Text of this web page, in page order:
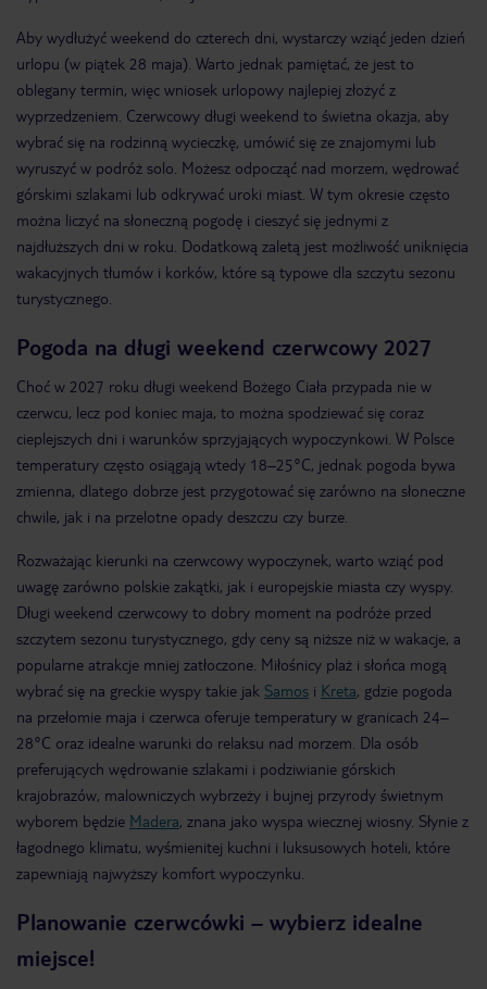
Aby wydłużyć weekend do czterech dni, wystarczy wziąć jeden dzień
urlopu (w piątek 28 maja). Warto jednak pamiętać, że jest to
oblegany termin, więc wniosek urlopowy najlepiej złożyć z
wyprzedzeniem. Czerwcowy długi weekend to świetna okazja, aby
wybrać się na rodzinną wycieczkę, umówić się ze znajomymi lub
wyruszyć w podróż solo. Możesz odpocząć nad morzem, wędrować
górskimi szlakami lub odkrywać uroki miast. W tym okresie często
można liczyć na słoneczną pogodę i cieszyć się jednymi z
najdłuższych dni w roku. Dodatkową zaletą jest możliwość uniknięcia
wakacyjnych tłumów i korków, które są typowe dla szczytu sezonu
turystycznego.
Pogoda na długi weekend czerwcowy 2027
Choć w 2027 roku długi weekend Bożego Ciała przypada nie w
czerwcu, lecz pod koniec maja, to można spodziewać się coraz
cieplejszych dni i warunków sprzyjających wypoczynkowi. W Polsce
temperatury często osiągają wtedy 18–25°C, jednak pogoda bywa
zmienna, dlatego dobrze jest przygotować się zarówno na słoneczne
chwile, jak i na przelotne opady deszczu czy burze.
Rozważając kierunki na czerwcowy wypoczynek, warto wziąć pod
uwagę zarówno polskie zakątki, jak i europejskie miasta czy wyspy.
Długi weekend czerwcowy to dobry moment na podróże przed
szczytem sezonu turystycznego, gdy ceny są niższe niż w wakacje, a
popularne atrakcje mniej zatłoczone. Miłośnicy plaż i słońca mogą
wybrać się na greckie wyspy takie jak Samos i Kreta, gdzie pogoda
na przełomie maja i czerwca oferuje temperatury w granicach 24–
28°C oraz idealne warunki do relaksu nad morzem. Dla osób
preferujących wędrowanie szlakami i podziwianie górskich
krajobrazów, malowniczych wybrzeży i bujnej przyrody świetnym
wyborem będzie Madera, znana jako wyspa wiecznej wiosny. Słynie z
łagodnego klimatu, wyśmienitej kuchni i luksusowych hoteli, które
zapewniają najwyższy komfort wypoczynku.
Planowanie czerwcówki – wybierz idealne
miejsce!